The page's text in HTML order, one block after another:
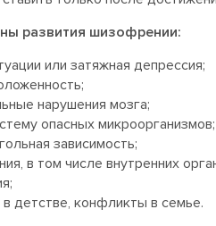
развития шизофрении:
или затяжная депрессия;
нарушения мозга;
опасных микроорганизмов;
зависимость;
в том числе внутренних
детстве, конфликты в семье.